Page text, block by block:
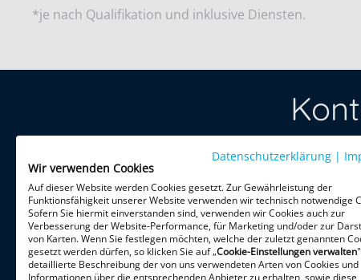
*je nach Qualifikation und inklusive Diensten.
Treten Sie
per
HiPo
80333
Datenschutzerklärung |
Wir verwenden Cookies
Auf dieser Website werden Cookies gesetzt. Zur Gewährleistung der
Funktionsfähigkeit unserer Website verwenden wir technisch notwendige
Sofern Sie hiermit einverstanden sind, verwenden wir Cookies auch zur
Verbesserung der Website-Performance, für Marketing und/oder zur
von Karten. Wenn Sie festlegen möchten, welche der zuletzt genannten
gesetzt werden dürfen, so klicken Sie auf „Cookie-Einstellungen verwalten
detaillierte Beschreibung der von uns verwendeten Arten von Cookies und
Informationen über die entsprechenden Anbieter zu erhalten, sowie diese